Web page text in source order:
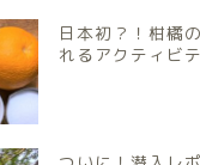
日本初？！柑橘
れるアクティビ